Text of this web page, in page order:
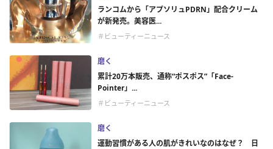
ランコムから「アプソリュPDRN」配合クリーム
が新発売。美容医...
＃ビューティーニュース
磨く
累計20万本販売、通称“ポスポス”「Face-
Pointer」...
＃ビューティーニュース
磨く
運動習慣がある人の肌がきれいなのはなぜ？ 日